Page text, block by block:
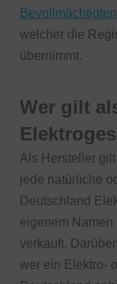
Bevollmächtigten
welcher die
übernimmt.
Wer gilt
Als Hersteller
jede natürliche
Deutschland
eigenem
verkauft.
wer ein Elektro-